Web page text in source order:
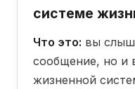
системе
Что это: вы
сообщение, но и
жизненной